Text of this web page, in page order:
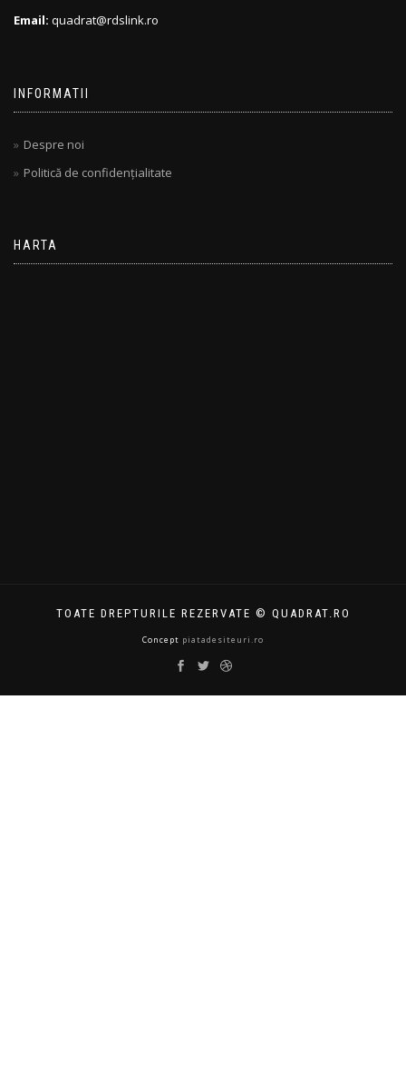
Email: quadrat@rdslink.ro
INFORMATII
Despre noi
Politică de confidențialitate
HARTA
TOATE DREPTURILE REZERVATE © QUADRAT.RO
Concept piatadesiteuri.ro